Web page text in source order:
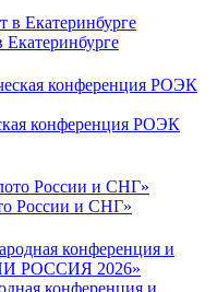
конференция РОЭК
России и СНГ»
конференция и